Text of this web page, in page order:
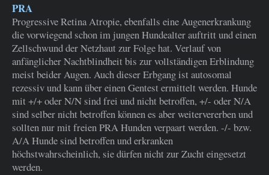
PRA
Progressive Retina Atropie, ebenfalls eine Augenerkrankung
die vorwiegend schon im jungen Hundealter auftritt und einen
Zellschwund der Netzhaut zur Folge hat. Verlauf von
anfänglicher Nachtblindheit bis zur vollständigen Erblindung
meist beider Augen. Auch dieser Erbgang ist autosomal
rezessiv und kann über einen Gentest ermittelt werden. Hunde
mit +/+ oder N/N sind frei und nicht betroffen, +/- oder N/A
sind selber nicht betroffen können es aber weitervererben und
sollten nur mit freien PRA Hunden verpaart werden. -/- bzw.
A/A Hunde sind betroffen und erkranken
höchstwahrscheinlich, sie dürfen nicht zur Zucht eingesetzt
werden.